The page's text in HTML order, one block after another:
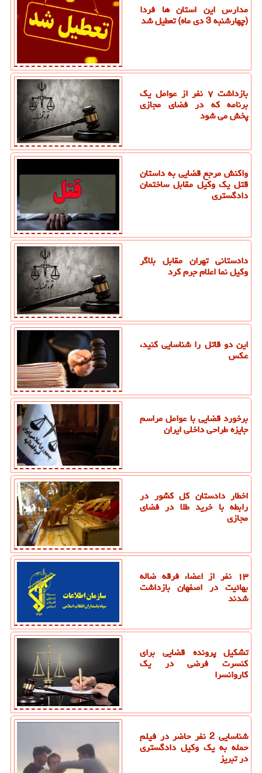
مدارس این استان ها فردا
(چهارشنبه 3 دی ماه) تعطیل شد
بازداشت ۷ نفر از عوامل یک
برنامه که در فضای مجازی
پخش می شود
واکنش مرجع قضایی به داستان
قتل یک وکیل مقابل ساختمان
دادگستری
دادستانی تهران مقابل بلاگر
وکیل نما اعلام جرم کرد
این دو قاتل را شناسایی کنید،
عکس
برخورد قضایی با عوامل مراسم
جایزه طراحی داخلی ایران
اخطار دادستان کل کشور در
رابطه با خرید طلا در فضای
مجازی
۱۳ نفر از اعضاء فرقه ضاله
بهائیت در اصفهان بازداشت
شدند
تشکیل پرونده قضایی برای
کنسرت فرضی در یک
کاروانسرا
شناسایی 2 نفر حاضر در فیلم
حمله به یک وکیل دادگستری
در تبریز